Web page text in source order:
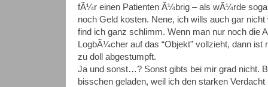
fÃ¼r einen Patienten Ã¼brig – als wÃ¼rde
noch Geld kosten. Nene, ich wills auch gar
find ich ganz schlimm. Wenn man nur noch die
LogbÃ¼cher auf das “Objekt” vollzieht, dann
zu doll abgestumpft.
Ja und sonst…? Sonst gibts bei mir grad nicht.
bisschen geladen, weil ich den starken